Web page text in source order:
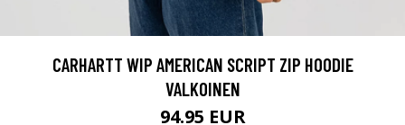
CARHARTT WIP AMERICAN SCRIPT ZIP HOODIE
VALKOINEN
94.95 EUR